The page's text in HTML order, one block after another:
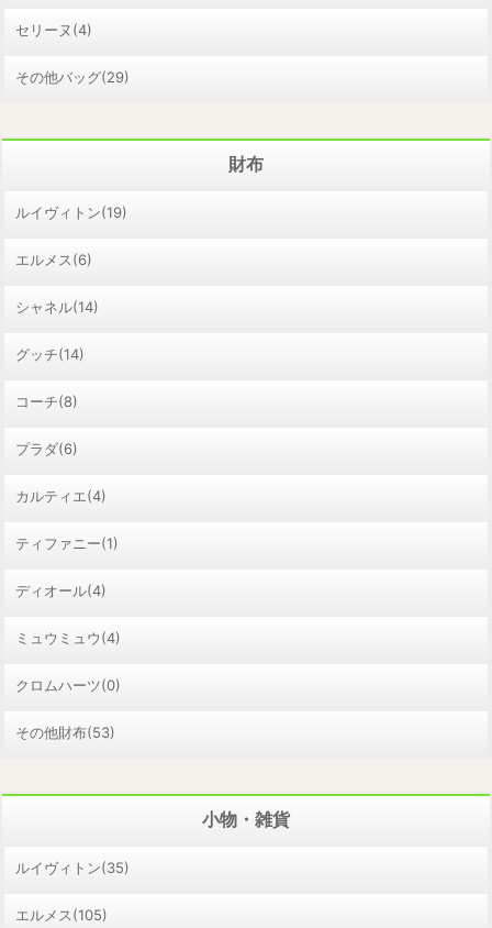
セリーヌ(4)
その他バッグ(29)
財布
ルイヴィトン(19)
エルメス(6)
シャネル(14)
グッチ(14)
コーチ(8)
プラダ(6)
カルティエ(4)
ティファニー(1)
ディオール(4)
ミュウミュウ(4)
クロムハーツ(0)
その他財布(53)
小物・雑貨
ルイヴィトン(35)
エルメス(105)